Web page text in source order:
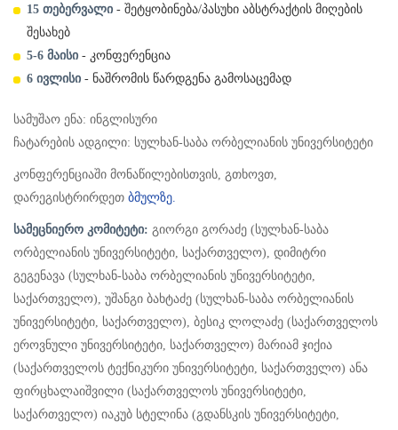
15 თებერვალი - შეტყობინება/პასუხი აბსტრაქტის მიღების
შესახებ
5-6 მაისი - კონფერენცია
6 ივლისი - ნაშრომის წარდგენა გამოსაცემად
სამუშაო ენა: ინგლისური
ჩატარების ადგილი: სულხან-საბა ორბელიანის უნივერსიტეტი
კონფერენციაში მონაწილებისთვის, გთხოვთ,
დარეგისტრირდეთ ბმულზე.
სამეცნიერო კომიტეტი: გიორგი გორაძე (სულხან-საბა
ორბელიანის უნივერსიტეტი, საქართველო), დიმიტრი
გეგენავა (სულხან-საბა ორბელიანის უნივერსიტეტი,
საქართველო), უშანგი ბახტაძე (სულხან-საბა ორბელიანის
უნივერსიტეტი, საქართველო), ბესიკ ლოლაძე (საქართველოს
ეროვნული უნივერსიტეტი, საქართველო) მარიამ ჯიქია
(საქართველოს ტექნიკური უნივერსიტეტი, საქართველო) ანა
ფირცხალაიშვილი (საქართველოს უნივერსიტეტი,
საქართველო) იაკუბ სტელინა (გდანსკის უნივერსიტეტი,